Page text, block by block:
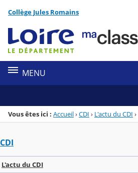
Menu de la rubrique
Contenu
Collège Jules Romains
MENU
Vous êtes ici : Accueil›CDI › L'actu du CDI ›
CDI
L'actu du CDI